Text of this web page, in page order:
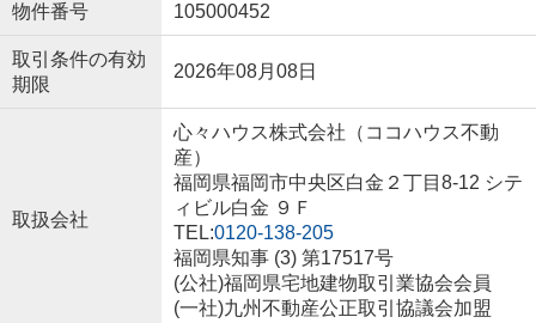
物件番号 105000452
取引条件の有効
期限
2026年08月08日
取扱会社
心々ハウス株式会社（ココハウス不動
産）
福岡県福岡市中央区白金２丁目8-12 シテ
ィビル白金 ９Ｆ
TEL:0120-138-205
福岡県知事 (3) 第17517号
(公社)福岡県宅地建物取引業協会会員
(一社)九州不動産公正取引協議会加盟